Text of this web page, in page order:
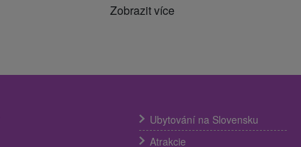
Zobrazit více
Ubytování na Slovensku
Atrakcie